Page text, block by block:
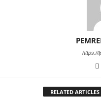
https://
RELATED ARTICLES